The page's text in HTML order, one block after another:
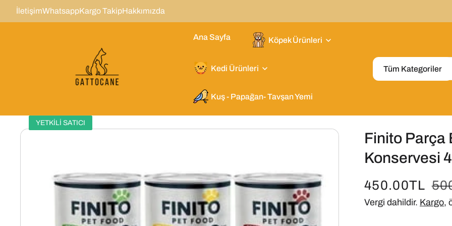
İçeriğe
Atla
İletişimWhatsappKargo TakipHakkımızda
Ana Sayfa Köpek Ürünleri
Kedi Ürünleri
Kuş - Papağan- Tavşan Yemi
Tüm Kategoriler
Ürün
YETKİLİ SATICI
Finito Parça
Konservesi
YETKİLİ
SATICI
450.00TL
Vergi dahildir. Kargo,